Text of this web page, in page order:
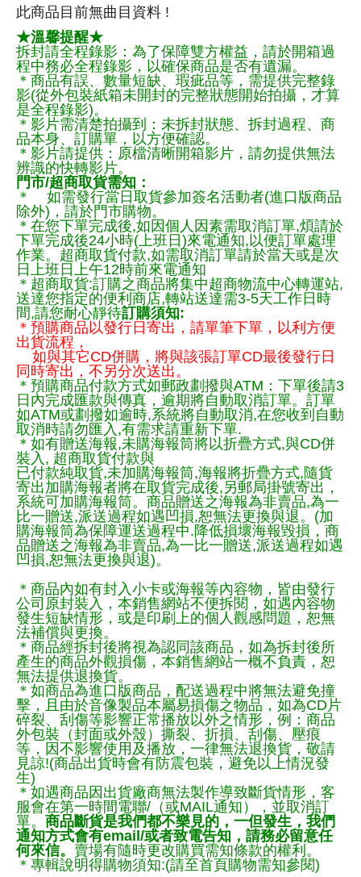
此商品目前無曲目資料 !
★溫馨提醒★
拆封請全程錄影：為了保障雙方權益，請於開箱過
程中務必全程錄影，以確保商品是否有遺漏。
＊商品有誤、數量短缺、瑕疵品等，需提供完整錄
影(從外包裝紙箱未開封的完整狀態開始拍攝，才算
是全程錄影)。
＊影片需清楚拍攝到：未拆封狀態、拆封過程、商
品本身、訂購單，以方便確認。
＊影片請提供：原檔清晰開箱影片，請勿提供無法
辨識的快轉影片。
門市/超商取貨需知：
＊ 如需發行當日取貨參加簽名活動者(進口版商品
除外)，請於門市購物。
＊在您下單完成後,如因個人因素需取消訂單,煩請於
下單完成後24小時(上班日)來電通知,以便訂單處理
作業。超商取貨付款,如需取消訂單請於當天或是次
日上班日上午12時前來電通知
＊超商取貨:訂購之商品將集中超商物流中心轉運站,
送達您指定的便利商店,轉站送達需3-5天工作日時
間,請您耐心靜待訂購須知:
＊預購商品以發行日寄出，請單筆下單，以利方便
出貨流程，
如與其它CD併購，將與該張訂單CD最後發行日
同時寄出，不另分次送出。
＊預購商品付款方式如郵政劃撥與ATM：下單後請3
日內完成匯款與傳真，逾期將自動取消訂單。訂單
如ATM或劃撥如逾時,系統將自動取消,在您收到自動
取消時請勿匯入,有需求請重新下單.
＊如有贈送海報,未購海報筒將以折疊方式,與CD併
裝入, 超商取貨付款與
已付款純取貨,未加購海報筒,海報將折疊方式,隨貨
寄出加購海報者將在取貨完成後,另郵局掛號寄出，
系統可加購海報筒。商品贈送之海報為非賣品,為一
比一贈送,派送過程如遇凹損,恕無法更換與退。(加
購海報筒為保障運送過程中.降低損壞海報毀損，商
品贈送之海報為非賣品,為一比一贈送,派送過程如遇
凹損,恕無法更換與退)。
＊商品內如有封入小卡或海報等內容物，皆由發行
公司原封裝入，本銷售網站不便拆閱，如遇內容物
發生短缺情形，或是印刷上的個人觀感問題，恕無
法補償與更換。
＊商品經拆封後將視為認同該商品，如為拆封後所
產生的商品外觀損傷，本銷售網站一概不負責，恕
無法提供退換貨。
＊如商品為進口版商品，配送過程中將無法避免撞
擊，且由於音像製品本屬易損傷之物品，如為CD片
碎裂、刮傷等影響正常播放以外之情形，例：商品
外包裝（封面或外殼）撕裂、折損、刮傷、壓痕
等，因不影響使用及播放，一律無法退換貨，敬請
見諒!(商品出貨時會有防震包裝，避免以上情況發
生)
＊如遇商品因出貨廠商無法製作導致斷貨情形，客
服會在第一時間電聯/（或MAIL通知），並取消訂
單。 商品斷貨是我們都不樂見的，一但發生，我們
通知方式會有email/或者致電告知，請務必留意任
何來信。 賣場有隨時更改購買需知條款的權利。
＊專輯說明得購物須知:(請至首頁購物需知參閱)